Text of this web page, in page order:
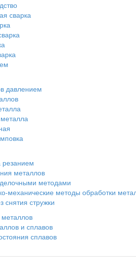
сварка
давлением
резанием
металлов
методами
механические методы обработки
снятия стружки
и сплавов
сплавов